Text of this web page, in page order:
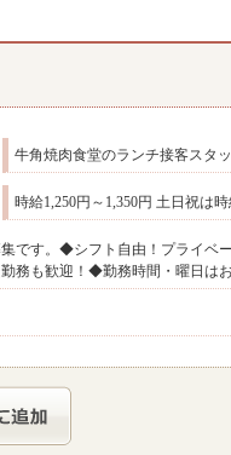
牛角焼肉食堂のランチ接客スタ
時給1,250円～1,350円 土日祝は時
です。◆シフト自由！プライベ
も歓迎！◆勤務時間・曜日はお